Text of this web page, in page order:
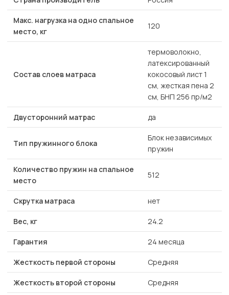
Макс. нагрузка на одно спальное
место, кг
120
Состав слоев матраса
термоволокно,
латексированный
кокосовый лист 1
см, жесткая пена 2
см, БНП 256 пр/м2
Двусторонний матрас да
Тип пружинного блока
Блок независимых
пружин
Количество пружин на спальное
место
512
Скрутка матраса нет
Вес, кг 24.2
Гарантия 24 месяца
Жесткость первой стороны Средняя
Жесткость второй стороны Средняя